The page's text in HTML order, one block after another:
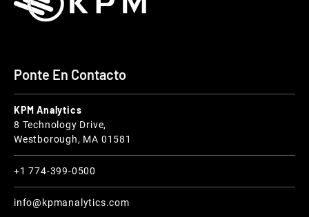
Ponte En Contacto
KPM Analytics
8 Technology Drive,
Westborough, MA 01581
+1 774-399-0500
info@kpmanalytics.com